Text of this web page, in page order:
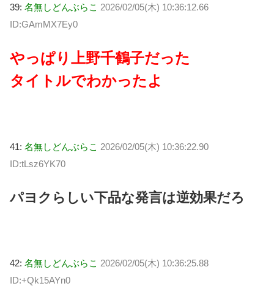
39: 名無しどんぶらこ 2026/02/05(木) 10:36:12.66
ID:GAmMX7Ey0
やっぱり上野千鶴子だった
タイトルでわかったよ
41: 名無しどんぶらこ 2026/02/05(木) 10:36:22.90
ID:tLsz6YK70
パヨクらしい下品な発言は逆効果だろ
42: 名無しどんぶらこ 2026/02/05(木) 10:36:25.88
ID:+Qk15AYn0